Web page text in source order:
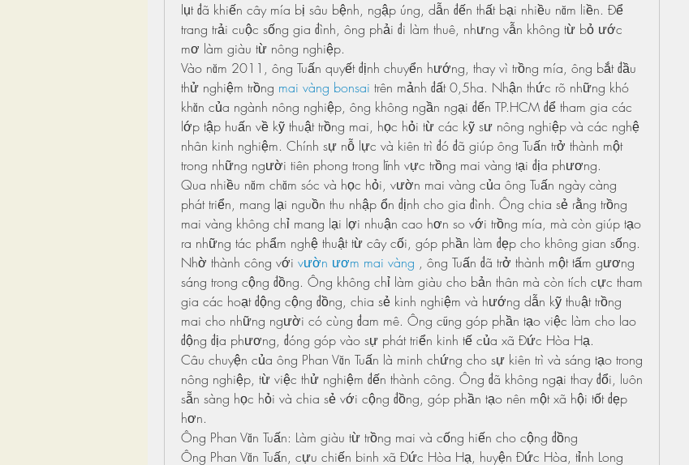
lụt đã khiến cây mía bị sâu bệnh, ngập úng, dẫn đến thất bại nhiều năm liền. Để
trang trải cuộc sống gia đình, ông phải đi làm thuê, nhưng vẫn không từ bỏ ước
mơ làm giàu từ nông nghiệp.
Vào năm 2011, ông Tuấn quyết định chuyển hướng, thay vì trồng mía, ông bắt đầu
thử nghiệm trồng mai vàng bonsai trên mảnh đất 0,5ha. Nhận thức rõ những khó
khăn của ngành nông nghiệp, ông không ngần ngại đến TP.HCM để tham gia các
lớp tập huấn về kỹ thuật trồng mai, học hỏi từ các kỹ sư nông nghiệp và các nghệ
nhân kinh nghiệm. Chính sự nỗ lực và kiên trì đó đã giúp ông Tuấn trở thành một
trong những người tiên phong trong lĩnh vực trồng mai vàng tại địa phương.
Qua nhiều năm chăm sóc và học hỏi, vườn mai vàng của ông Tuấn ngày càng
phát triển, mang lại nguồn thu nhập ổn định cho gia đình. Ông chia sẻ rằng trồng
mai vàng không chỉ mang lại lợi nhuận cao hơn so với trồng mía, mà còn giúp tạo
ra những tác phẩm nghệ thuật từ cây cối, góp phần làm đẹp cho không gian sống.
Nhờ thành công với vườn ươm mai vàng , ông Tuấn đã trở thành một tấm gương
sáng trong cộng đồng. Ông không chỉ làm giàu cho bản thân mà còn tích cực tham
gia các hoạt động cộng đồng, chia sẻ kinh nghiệm và hướng dẫn kỹ thuật trồng
mai cho những người có cùng đam mê. Ông cũng góp phần tạo việc làm cho lao
động địa phương, đóng góp vào sự phát triển kinh tế của xã Đức Hòa Hạ.
Câu chuyện của ông Phan Văn Tuấn là minh chứng cho sự kiên trì và sáng tạo trong
nông nghiệp, từ việc thử nghiệm đến thành công. Ông đã không ngại thay đổi, luôn
sẵn sàng học hỏi và chia sẻ với cộng đồng, góp phần tạo nên một xã hội tốt đẹp
hơn.
Ông Phan Văn Tuấn: Làm giàu từ trồng mai và cống hiến cho cộng đồng
Ông Phan Văn Tuấn, cựu chiến binh xã Đức Hòa Hạ, huyện Đức Hòa, tỉnh Long